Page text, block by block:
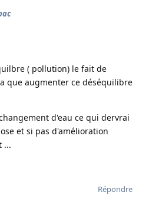
( pollution) le fait de
que augmenter ce déséquilibre
d'eau ce qui dervrai
et si pas d'amélioration
...
Répondre